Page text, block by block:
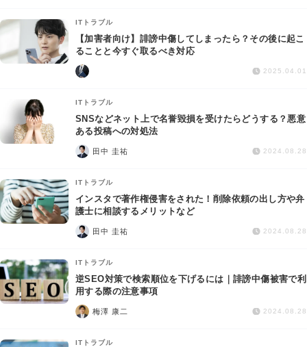
ITトラブル
【加害者向け】誹謗中傷してしまったら？その後に起こ
ることと今すぐ取るべき対応
2025.04.01
ITトラブル
SNSなどネット上で名誉毀損を受けたらどうする？悪意
ある投稿への対処法
田中 圭祐 2024.08.28
ITトラブル
インスタで著作権侵害をされた！削除依頼の出し方や弁
護士に相談するメリットなど
田中 圭祐 2024.08.28
ITトラブル
逆SEO対策で検索順位を下げるには｜誹謗中傷被害で利
用する際の注意事項
梅澤 康二 2024.08.28
ITトラブル